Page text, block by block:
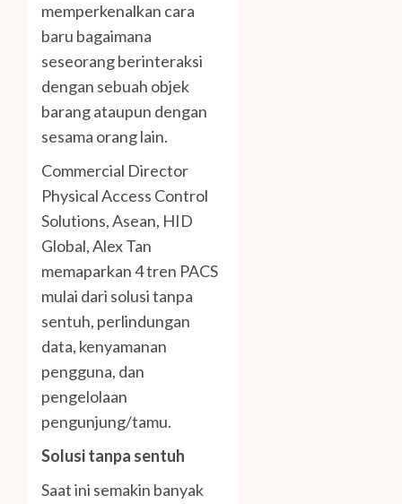
memperkenalkan cara
baru bagaimana
seseorang berinteraksi
dengan sebuah objek
barang ataupun dengan
sesama orang lain.
Commercial Director
Physical Access Control
Solutions, Asean, HID
Global, Alex Tan
memaparkan 4 tren PACS
mulai dari solusi tanpa
sentuh, perlindungan
data, kenyamanan
pengguna, dan
pengelolaan
pengunjung/tamu.
Solusi tanpa sentuh
Saat ini semakin banyak